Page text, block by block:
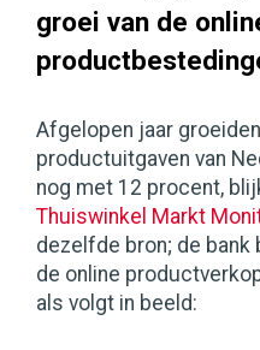
groei van de
Afgelopen jaar
productuitgaven van
nog met 12 procent,
Thuiswinkel Markt
dezelfde bron; de bank
de online
als volgt in beeld: